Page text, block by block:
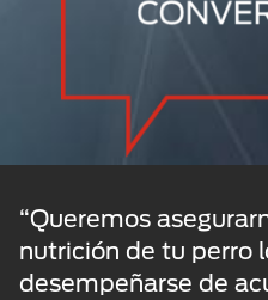
“Queremos
nutrición de tu perro
desempeñarse de